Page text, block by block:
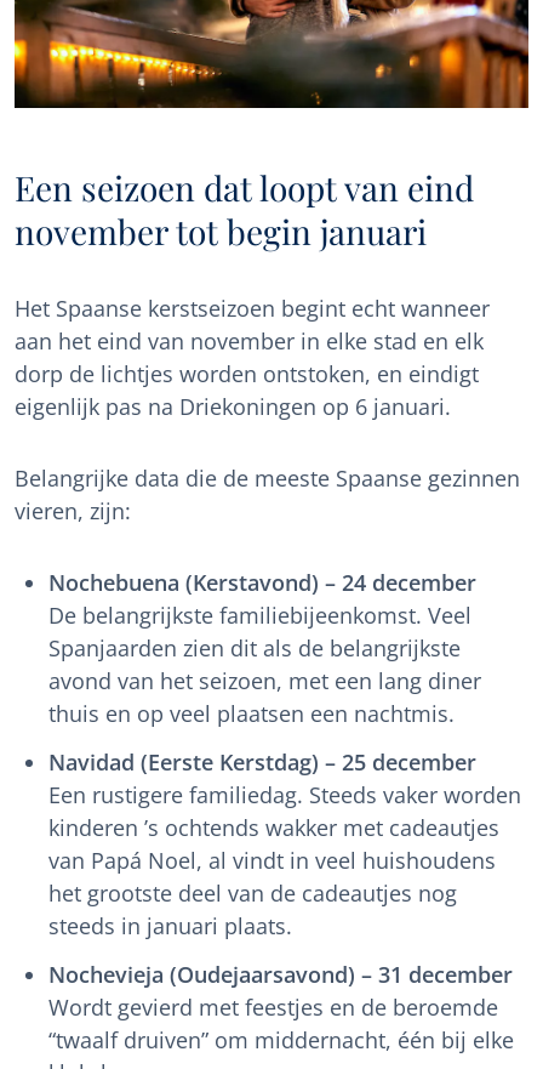
Een seizoen dat loopt van eind
november tot begin januari
Het Spaanse kerstseizoen begint echt wanneer
aan het eind van november in elke stad en elk
dorp de lichtjes worden ontstoken, en eindigt
eigenlijk pas na Driekoningen op 6 januari.
Belangrijke data die de meeste Spaanse gezinnen
vieren, zijn:
Nochebuena (Kerstavond) – 24 december
De belangrijkste familiebijeenkomst. Veel
Spanjaarden zien dit als de belangrijkste
avond van het seizoen, met een lang diner
thuis en op veel plaatsen een nachtmis.
Navidad (Eerste Kerstdag) – 25 december
Een rustigere familiedag. Steeds vaker worden
kinderen ’s ochtends wakker met cadeautjes
van Papá Noel, al vindt in veel huishoudens
het grootste deel van de cadeautjes nog
steeds in januari plaats.
Nochevieja (Oudejaarsavond) – 31 december
Wordt gevierd met feestjes en de beroemde
“twaalf druiven” om middernacht, één bij elke